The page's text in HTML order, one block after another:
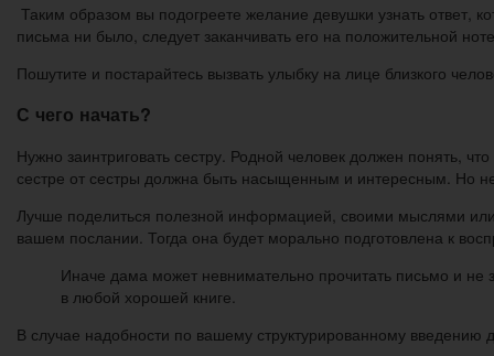
Таким образом вы подогреете желание девушки узнать ответ,
письма ни было, следует заканчивать его на положительной
Пошутите и постарайтесь вызвать улыбку на лице близкого
С чего начать?
Нужно заинтриговать сестру. Родной человек должен понять,
сестре от сестры должна быть насыщенным и интересным. Но
Лучше поделиться полезной информацией, своими мыслями
вашем послании. Тогда она будет морально подготовлена к
Иначе дама может невнимательно прочитать письмо и не
в любой хорошей книге.
В случае надобности по вашему структурированному введению